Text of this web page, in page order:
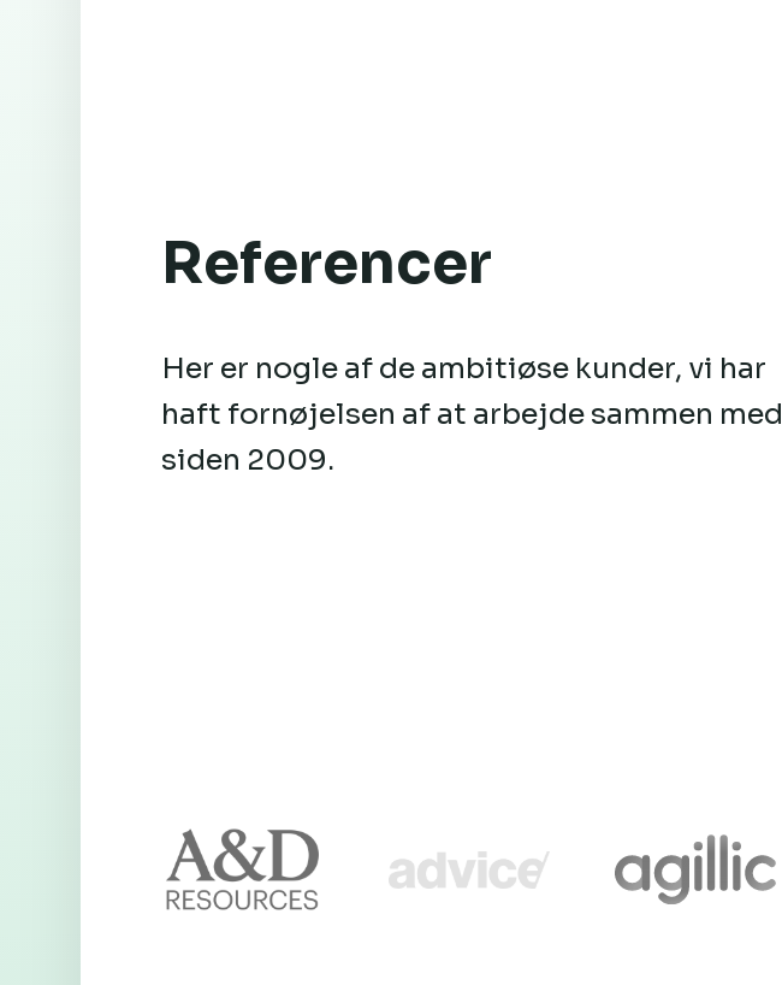
Referencer
Her er nogle af de ambitiøse kunder, vi har
haft fornøjelsen af at arbejde sammen med
siden 2009.